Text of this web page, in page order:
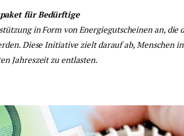
für Bedürftige
in Form von Energiegutscheinen an, die
Diese Initiative zielt darauf ab, Menschen
Jahreszeit zu entlasten.